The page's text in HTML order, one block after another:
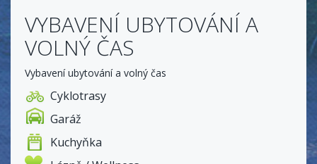
VYBAVENÍ UBYTOVÁNÍ A
VOLNÝ ČAS
Vybavení ubytování a volný čas
Cyklotrasy
Garáž
Kuchyňka